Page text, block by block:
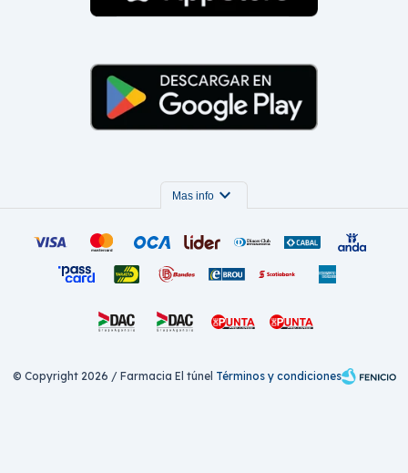
Mas info expand_more
© Copyright 2026 / Farmacia El túnel Términos y condiciones